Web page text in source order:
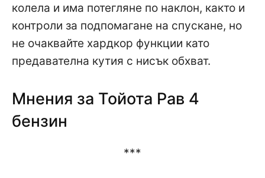
колела и има потегляне по наклон, както и
контроли за подпомагане на спускане, но
не очаквайте хардкор функции като
предавателна кутия с нисък обхват.
Мнения за Тойота Рав 4
бензин
***